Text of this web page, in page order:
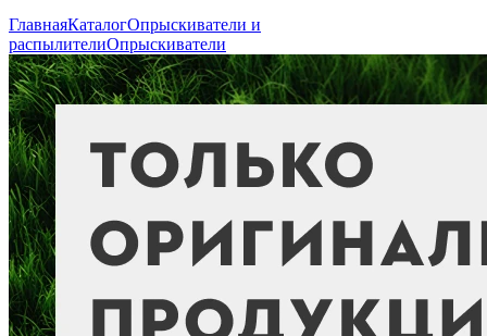
ГлавнаяКаталогОпрыскиватели и
распылителиОпрыскиватели